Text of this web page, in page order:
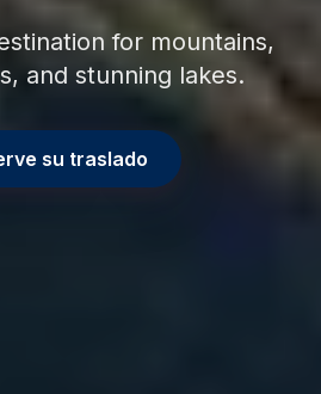
for mountains,
and stunning lakes.
su traslado